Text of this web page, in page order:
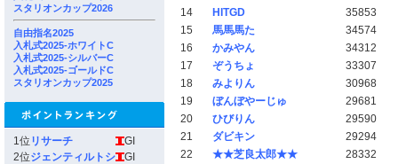
スタリオンカップ2026
自由指名2025
入札式2025-ホワイトC
入札式2025-シルバーC
入札式2025-ゴールドC
スタリオンカップ2025
1位 リサーチ
GI
2位ジェンティルトシ
GI
14
HITGD
35853
15
馬馬馬た
34574
16
かみやん
34312
17
ぞうちょ
33307
18
みよりん
30968
19
ぼんぼやーじゅ
29681
20
ひびりん
29590
21
ダビキン
29294
22
★★芝良太郎★★
28332